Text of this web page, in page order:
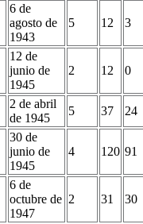
6 de
agosto de
1943
5 12 3
12 de
junio de
1945
2 12 0
2 de abril
de 1945
5 37 24
30 de
junio de
1945
4 120 91
6 de
octubre de
1947
2 31 30